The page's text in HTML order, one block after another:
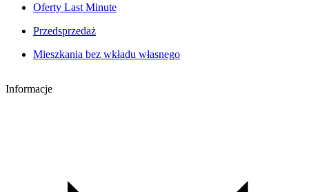
Oferty Last Minute
Przedsprzedaż
Mieszkania bez wkładu własnego
Informacje